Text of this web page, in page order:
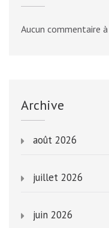
Aucun commentaire
Archive
août 2026
juillet 2026
juin 2026